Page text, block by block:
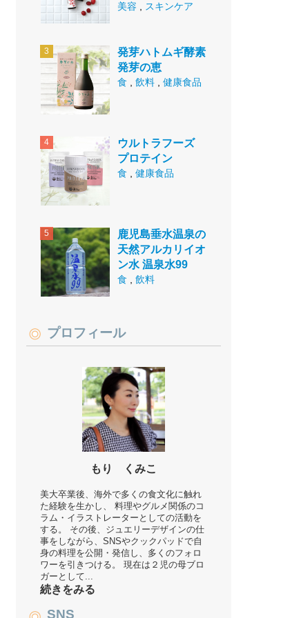
美容 スキンケア
発芽ハトムギ酵素
発芽の恵
食 飲料 健康食品
ウルトラフーズ
プロテイン
食 健康食品
鹿児島垂水温泉の
天然アルカリイオ
ン水 温泉水99
食 飲料
プロフィール
もり くみこ
美大卒業後、海外で多くの食文化に触れ
た経験を生かし、 料理やグルメ関係のコ
ラム・イラストレーターとしての活動を
する。 その後、ジュエリーデザインの仕
事をしながら、SNSやクックパッドで自
身の料理を公開・発信し、多くのフォロ
ワーを引きつける。 現在は２児の母ブロ
ガーとして...
続きをみる
SNS